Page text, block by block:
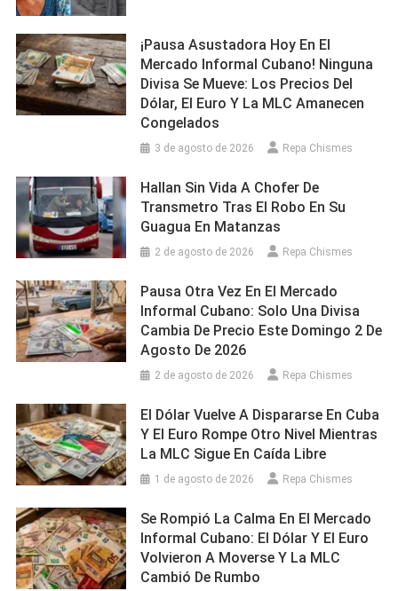
¡Pausa Asustadora Hoy En El
Mercado Informal Cubano! Ninguna
Divisa Se Mueve: Los Precios Del
Dólar, El Euro Y La MLC Amanecen
Congelados
3 de agosto de 2026 Repa Chismes
Hallan Sin Vida A Chofer De
Transmetro Tras El Robo En Su
Guagua En Matanzas
2 de agosto de 2026 Repa Chismes
Pausa Otra Vez En El Mercado
Informal Cubano: Solo Una Divisa
Cambia De Precio Este Domingo 2 De
Agosto De 2026
2 de agosto de 2026 Repa Chismes
El Dólar Vuelve A Dispararse En Cuba
Y El Euro Rompe Otro Nivel Mientras
La MLC Sigue En Caída Libre
1 de agosto de 2026 Repa Chismes
Se Rompió La Calma En El Mercado
Informal Cubano: El Dólar Y El Euro
Volvieron A Moverse Y La MLC
Cambió De Rumbo